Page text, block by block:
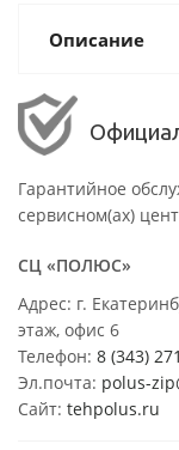
Описание
Гарантийное
сервисном(ах)
СЦ «ПОЛЮС»
Адрес: г.
этаж, офис 6
Телефон: 8 (343)
Эл.почта: polus-
Сайт: tehpolus.ru